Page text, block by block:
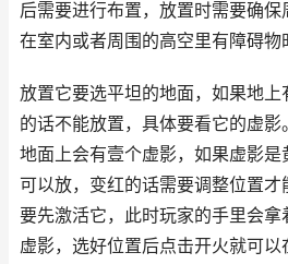
后需要进行布置，放置时需要确
在室内或者周围的高空里有障碍物
放置它要选平坦的地面，如果地
的话不能放置，具体要看它的虚
地面上会有壹个虚影，如果虚影
可以放，变红的话需要调整位置
要先激活它，此时玩家的手里会
虚影，选好位置后点击开火就可